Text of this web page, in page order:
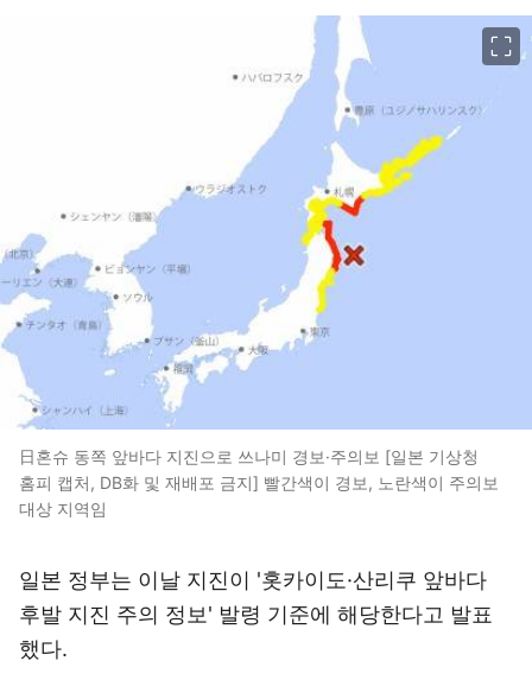
日혼슈 동쪽 앞바다 지진으로 쓰나미 경보·주의보 [일본 기상청
홈피 캡처, DB화 및 재배포 금지] 빨간색이 경보, 노란색이 주의보
대상 지역임
일본 정부는 이날 지진이 '홋카이도·산리쿠 앞바다
후발 지진 주의 정보' 발령 기준에 해당한다고 발표
했다.